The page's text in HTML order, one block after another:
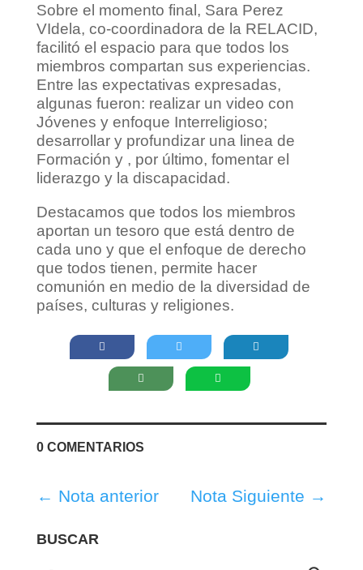
Sobre el momento final, Sara Perez
VIdela, co-coordinadora de la RELACID,
facilitó el espacio para que todos los
miembros compartan sus experiencias.
Entre las expectativas expresadas,
algunas fueron: realizar un video con
Jóvenes y enfoque Interreligioso;
desarrollar y profundizar una linea de
Formación y , por último, fomentar el
liderazgo y la discapacidad.
Destacamos que todos los miembros
aportan un tesoro que está dentro de
cada uno y que el enfoque de derecho
que todos tienen, permite hacer
comunión en medio de la diversidad de
países, culturas y religiones.
0 COMENTARIOS
← Nota anterior Nota Siguiente →
BUSCAR